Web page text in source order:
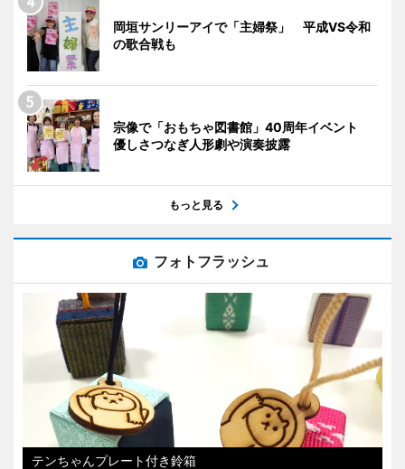
岡垣サンリーアイで「主婦祭」 平成VS令和
の歌合戦も
宗像で「おもちゃ図書館」40周年イベント
優しさつなぎ人形劇や演奏披露
もっと見る
フォトフラッシュ
テンちゃんプレート付き鈴箱